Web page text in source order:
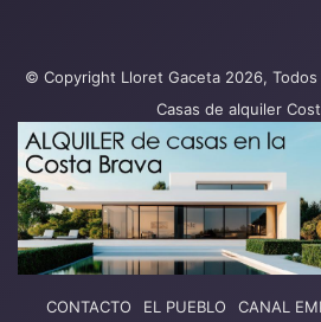
© Copyright Lloret Gaceta 2026,
Casas de alquiler
CONTACTO EL PUEBLO CANAL